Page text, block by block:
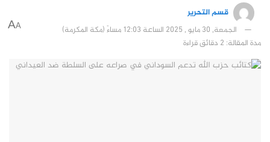
قسم التحرير
الجمعة, 30 مايو , 2025 الساعة 12:03 مساءً (مكة المكرمة)
مدة المقالة: 2 دقائق قراءة
A
A